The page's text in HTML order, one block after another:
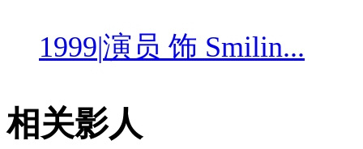
1999|演员 饰 Smilin...
相关影人